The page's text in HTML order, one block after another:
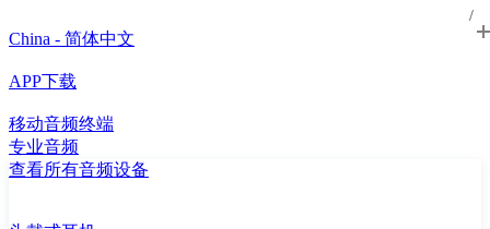
China - 简体中文
APP下载
移动音频终端
专业音频
查看所有音频设备